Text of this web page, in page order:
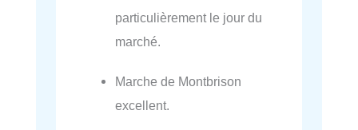
particulièrement le jour du
marché.
Marche de Montbrison
excellent.